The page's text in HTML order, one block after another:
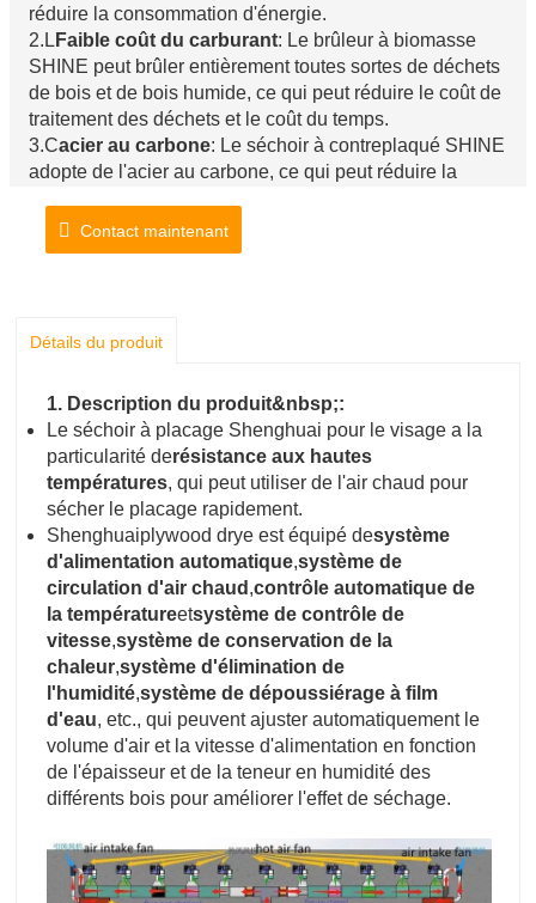
réduire la consommation d'énergie.
2.L Faible coût du carburant: Le brûleur à biomasse
SHINE peut brûler entièrement toutes sortes de déchets
de bois et de bois humide, ce qui peut réduire le coût de
traitement des déchets et le coût du temps.
3.Cacier au carbone: Le séchoir à contreplaqué SHINE
adopte de l'acier au carbone, ce qui peut réduire la
séchage de placage humide équipée de roues dentées,
elle a une forte capacité portante et un fonctionnement
Contact maintenant
Détails du produit
1. Description du produit&nbsp;:
Le séchoir à placage Shenghuai pour le visage a la
particularité derésistance aux hautes
températures, qui peut utiliser de l'air chaud pour
sécher le placage rapidement.
Shenghuaiplywood drye est équipé desystème
d'alimentation automatique,système de
circulation d'air chaud ,contrôle automatique de
la températureetsystème de contrôle de
vitesse,système de conservation de la
chaleur,système d'élimination de
l'humidité,système de dépoussiérage à film
d'eau, etc., qui peuvent ajuster automatiquement le
volume d'air et la vitesse d'alimentation en fonction
de l'épaisseur et de la teneur en humidité des
différents bois pour améliorer l'effet de séchage.